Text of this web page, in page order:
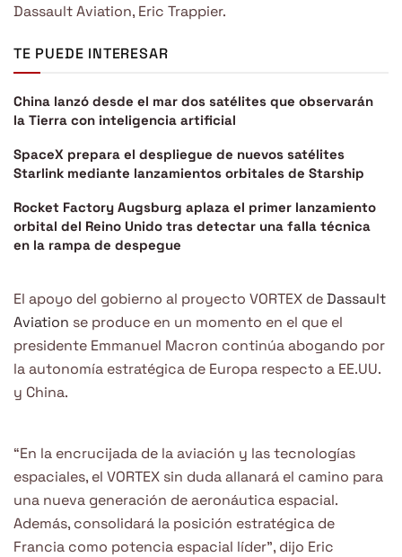
Dassault Aviation, Eric Trappier.
TE PUEDE INTERESAR
China lanzó desde el mar dos satélites que observarán
la Tierra con inteligencia artificial
SpaceX prepara el despliegue de nuevos satélites
Starlink mediante lanzamientos orbitales de Starship
Rocket Factory Augsburg aplaza el primer lanzamiento
orbital del Reino Unido tras detectar una falla técnica
en la rampa de despegue
El apoyo del gobierno al proyecto VORTEX deDassault
Aviation se produce en un momento en el que el
presidente Emmanuel Macron continúa abogando por
la autonomía estratégica de Europa respecto a EE.UU.
y China.
“En la encrucijada de la aviación y las tecnologías
espaciales, el VORTEX sin duda allanará el camino para
una nueva generación de aeronáutica espacial.
Además, consolidará la posición estratégica de
Francia como potencia espacial líder”, dijo Eric